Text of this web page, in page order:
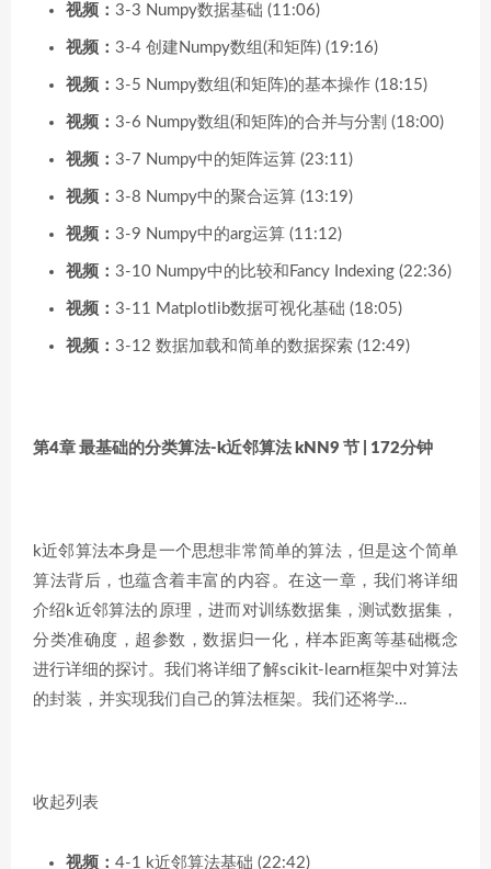
视频： 3-3 Numpy数据基础 (11:06)
视频： 3-4 创建Numpy数组(和矩阵) (19:16)
视频： 3-5 Numpy数组(和矩阵)的基本操作 (18:15)
视频： 3-6 Numpy数组(和矩阵)的合并与分割 (18:00)
视频： 3-7 Numpy中的矩阵运算 (23:11)
视频： 3-8 Numpy中的聚合运算 (13:19)
视频： 3-9 Numpy中的arg运算 (11:12)
视频： 3-10 Numpy中的比较和Fancy Indexing (22:36)
视频： 3-11 Matplotlib数据可视化基础 (18:05)
视频： 3-12 数据加载和简单的数据探索 (12:49)
第4章 最基础的分类算法-k近邻算法 kNN 9 节 | 172分钟
k近邻算法本身是一个思想非常简单的算法，但是这个简单
算法背后，也蕴含着丰富的内容。在这一章，我们将详细
介绍k近邻算法的原理，进而对训练数据集，测试数据集，
分类准确度，超参数，数据归一化，样本距离等基础概念
进行详细的探讨。我们将详细了解scikit-learn框架中对算法
的封装，并实现我们自己的算法框架。我们还将学…
收起列表
视频： 4-1 k近邻算法基础 (22:42)